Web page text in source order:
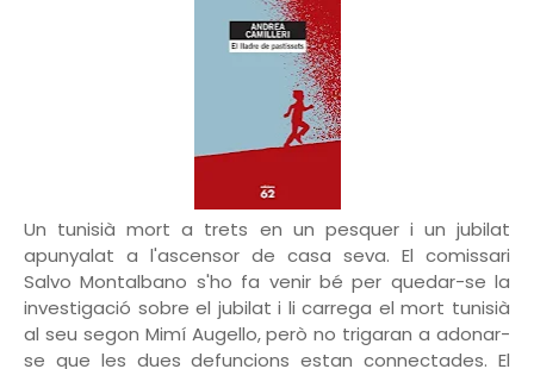
Un tunisià mort a trets en un pesquer i un jubilat
apunyalat a l'ascensor de casa seva. El comissari
Salvo Montalbano s'ho fa venir bé per quedar-se la
investigació sobre el jubilat i li carrega el mort tunisià
al seu segon Mimí Augello, però no trigaran a adonar-
se que les dues defuncions estan connectades. El